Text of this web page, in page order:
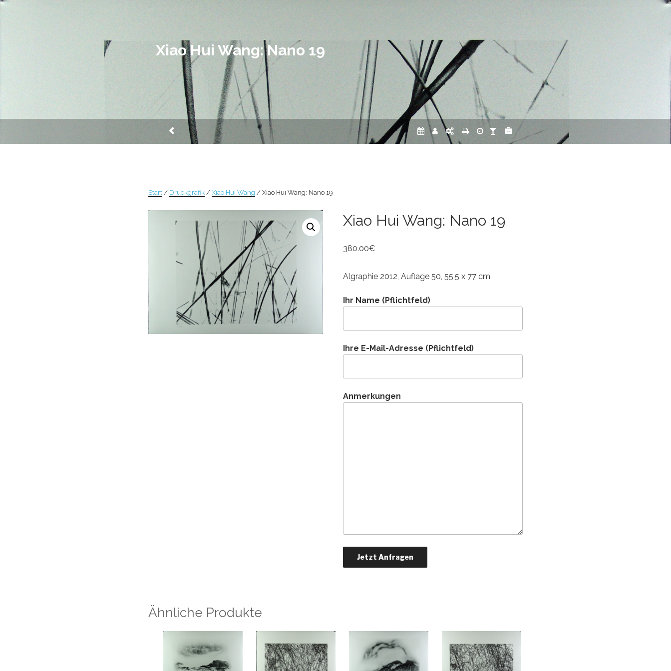
Zum
Xiao Hui Wang: Nano 19
Start / Druckgrafik / Xiao Hui Wang / Xiao Hui Wang: Nano 19
Xiao Hui Wang: Nano 19
380.00€
Algraphie 2012, Auflage 50, 55,5 x 77 cm
Ihr Name (Pflichtfeld)
Ihre E-Mail-Adresse (Pflichtfeld)
Anmerkungen
Ähnliche Produkte